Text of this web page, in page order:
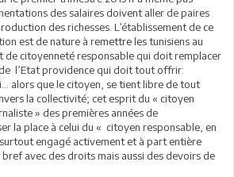
des salaires doivent aller de paires
des richesses. L’établissement de ce
est de nature à remettre les tunisiens au
de citoyenneté responsable qui doit remplacer
l’Etat providence qui doit tout offrir:
alors que le citoyen, se tient libre de tout
la collectivité; cet esprit du « citoyen
» des premières années de
la place à celui du « citoyen responsable, en
engagé activement et à part entière
avec des droits mais aussi des devoirs de